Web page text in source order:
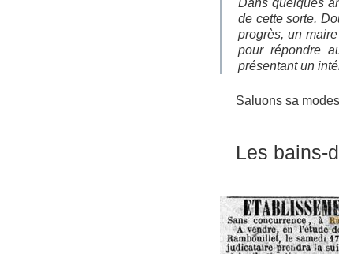
Dans quelques
de cette sorte.
progrès, un
pour répondre
présentant un
Saluons sa
Les bains-